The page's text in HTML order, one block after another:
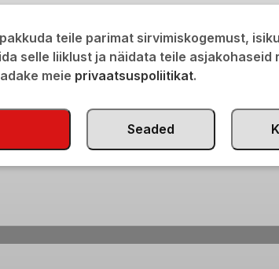
teile parimat sirvimiskogemust,
selle liiklust ja näidata teile asjakohaseid
meie privaatsuspoliitikat.
Seaded